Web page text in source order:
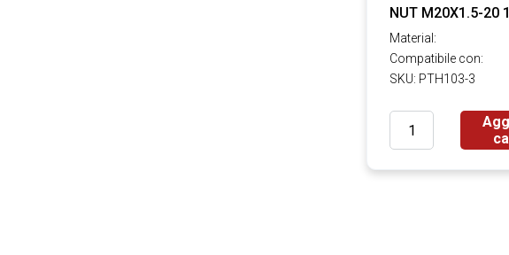
NUT M20X1.5-20
Material:
Compatibile con:
SKU: PTH103-3